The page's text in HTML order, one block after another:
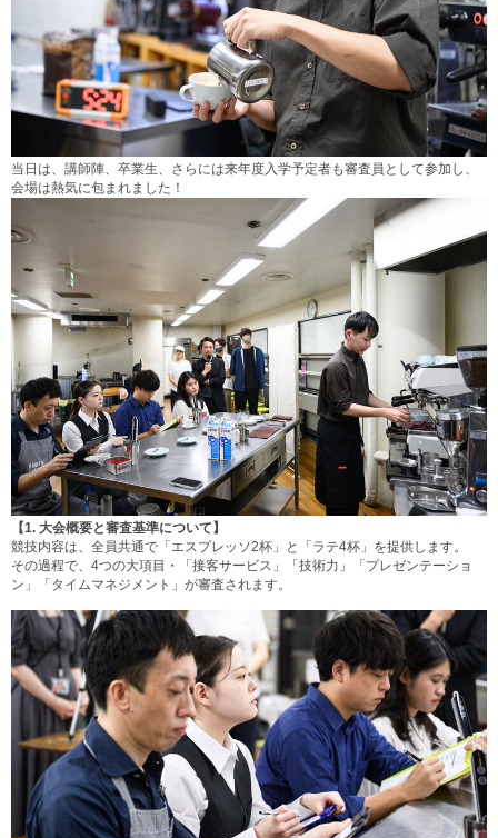
当日は、講師陣、卒業生、さらには来年度入学予定者も審査員として参加し、
会場は熱気に包まれました！
【1. 大会概要と審査基準について】
競技内容は、全員共通で「エスプレッソ2杯」と「ラテ4杯」を提供します。
その過程で、4つの大項目・「接客サービス」「技術力」「プレゼンテーショ
ン」「タイムマネジメント」が審査されます。